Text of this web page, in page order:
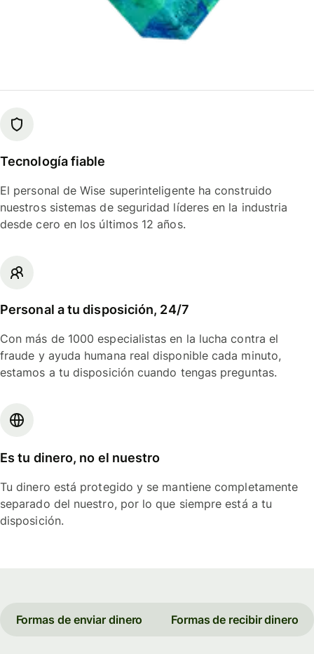
Tecnología fiable
El personal de Wise superinteligente ha construido
nuestros sistemas de seguridad líderes en la industria
desde cero en los últimos 12 años.
Personal a tu disposición, 24/7
Con más de 1000 especialistas en la lucha contra el
fraude y ayuda humana real disponible cada minuto,
estamos a tu disposición cuando tengas preguntas.
Es tu dinero, no el nuestro
Tu dinero está protegido y se mantiene completamente
separado del nuestro, por lo que siempre está a tu
disposición.
Formas de enviar dinero Formas de recibir dinero